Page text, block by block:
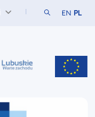
Szukaj w
EN PL